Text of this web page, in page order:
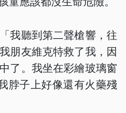
我聽到第二聲槍響，往
朋友維克特救了我，因
了。我坐在彩繪玻璃窗
脖子上好像還有火藥殘